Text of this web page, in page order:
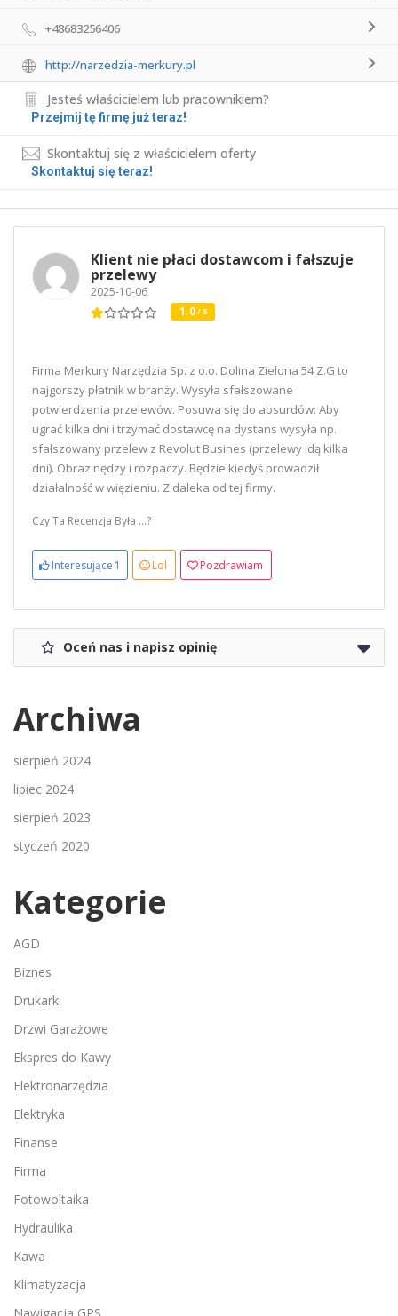
+48683256406
http://narzedzia-merkury.pl
Jesteś właścicielem lub pracownikiem?
Przejmij tę firmę już teraz!
Skontaktuj się z właścicielem oferty
Skontaktuj się teraz!
Klient nie płaci dostawcom i fałszuje
przelewy
2025-10-06
1.0/ 5
Firma Merkury Narzędzia Sp. z o.o. Dolina Zielona 54 Z.G to
najgorszy płatnik w branży. Wysyła sfałszowane
potwierdzenia przelewów. Posuwa się do absurdów: Aby
ugrać kilka dni i trzymać dostawcę na dystans wysyła np.
sfałszowany przelew z Revolut Busines (przelewy idą kilka
dni). Obraz nędzy i rozpaczy. Będzie kiedyś prowadził
działalność w więzieniu. Z daleka od tej firmy.
Czy Ta Recenzja Była ...?
Interesujące 1 Lol Pozdrawiam
Oceń nas i napisz opinię
Archiwa
sierpień 2024
lipiec 2024
sierpień 2023
styczeń 2020
Kategorie
AGD
Biznes
Drukarki
Drzwi Garażowe
Ekspres do Kawy
Elektronarzędzia
Elektryka
Finanse
Firma
Fotowoltaika
Hydraulika
Kawa
Klimatyzacja